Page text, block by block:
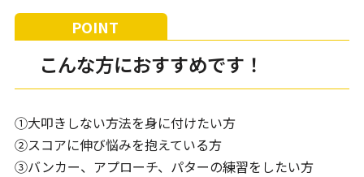
こんな方におすすめです！
①大叩きしない方法を身に付けたい方
②スコアに伸び悩みを抱えている方
③バンカー、アプローチ、パターの練習をしたい方